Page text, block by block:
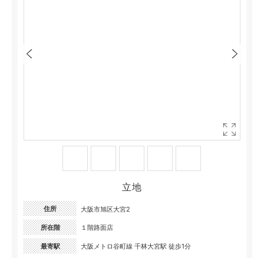
立地
住所 大阪市旭区大宮2
所在階 １階路面店
最寄駅 大阪メトロ谷町線 千林大宮駅 徒歩1分